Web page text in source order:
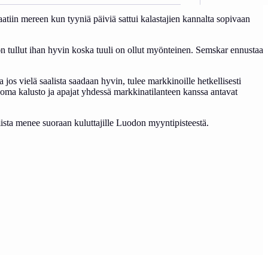
mereen kun tyyniä päiviä sattui kalastajien kannalta sopivaan
tullut ihan hyvin koska tuuli on ollut myönteinen. Semskar ennustaa
vielä saalista saadaan hyvin, tulee markkinoille hetkellisesti
kalusto ja apajat yhdessä markkinatilanteen kanssa antavat
menee suoraan kuluttajille Luodon myyntipisteestä.